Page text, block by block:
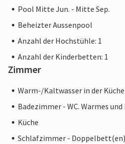
Pool Mitte Jun. - Mitte Sep.
Beheizter Aussenpool
Anzahl der Hochstühle: 1
Anzahl der Kinderbetten: 1
Zimmer
Warm-/Kaltwasser in der Küche
Badezimmer - WC. Warmes
Küche
Schlafzimmer -